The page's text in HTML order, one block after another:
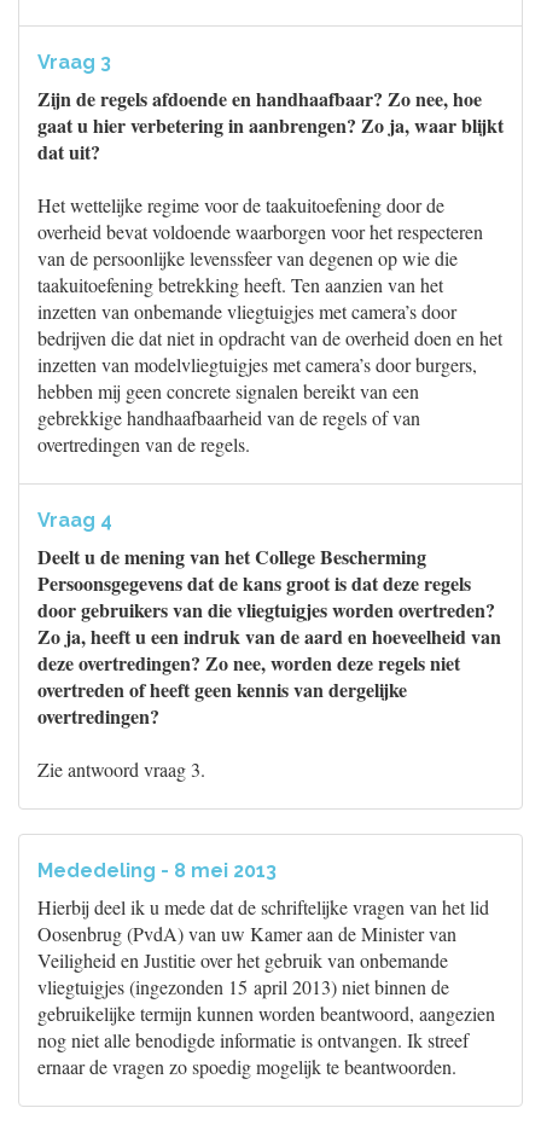
Vraag 3
Zijn de regels afdoende en handhaafbaar? Zo nee, hoe
gaat u hier verbetering in aanbrengen? Zo ja, waar blijkt
dat uit?
Het wettelijke regime voor de taakuitoefening door de
overheid bevat voldoende waarborgen voor het respecteren
van de persoonlijke levenssfeer van degenen op wie die
taakuitoefening betrekking heeft. Ten aanzien van het
inzetten van onbemande vliegtuigjes met camera’s door
bedrijven die dat niet in opdracht van de overheid doen en het
inzetten van modelvliegtuigjes met camera’s door burgers,
hebben mij geen concrete signalen bereikt van een
gebrekkige handhaafbaarheid van de regels of van
overtredingen van de regels.
Vraag 4
Deelt u de mening van het College Bescherming
Persoonsgegevens dat de kans groot is dat deze regels
door gebruikers van die vliegtuigjes worden overtreden?
Zo ja, heeft u een indruk van de aard en hoeveelheid van
deze overtredingen? Zo nee, worden deze regels niet
overtreden of heeft geen kennis van dergelijke
overtredingen?
Zie antwoord vraag 3.
Mededeling - 8 mei 2013
Hierbij deel ik u mede dat de schriftelijke vragen van het lid
Oosenbrug (PvdA) van uw Kamer aan de Minister van
Veiligheid en Justitie over het gebruik van onbemande
vliegtuigjes (ingezonden 15 april 2013) niet binnen de
gebruikelijke termijn kunnen worden beantwoord, aangezien
nog niet alle benodigde informatie is ontvangen. Ik streef
ernaar de vragen zo spoedig mogelijk te beantwoorden.